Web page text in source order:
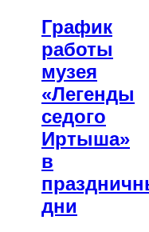
График
работы
музея
«Легенды
седого
Иртыша»
в
дни